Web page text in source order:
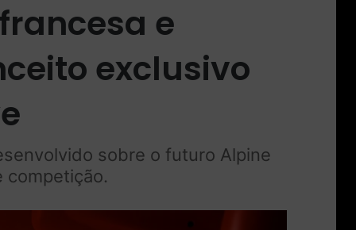
e
exclusivo
sobre o futuro Alpine
competição.